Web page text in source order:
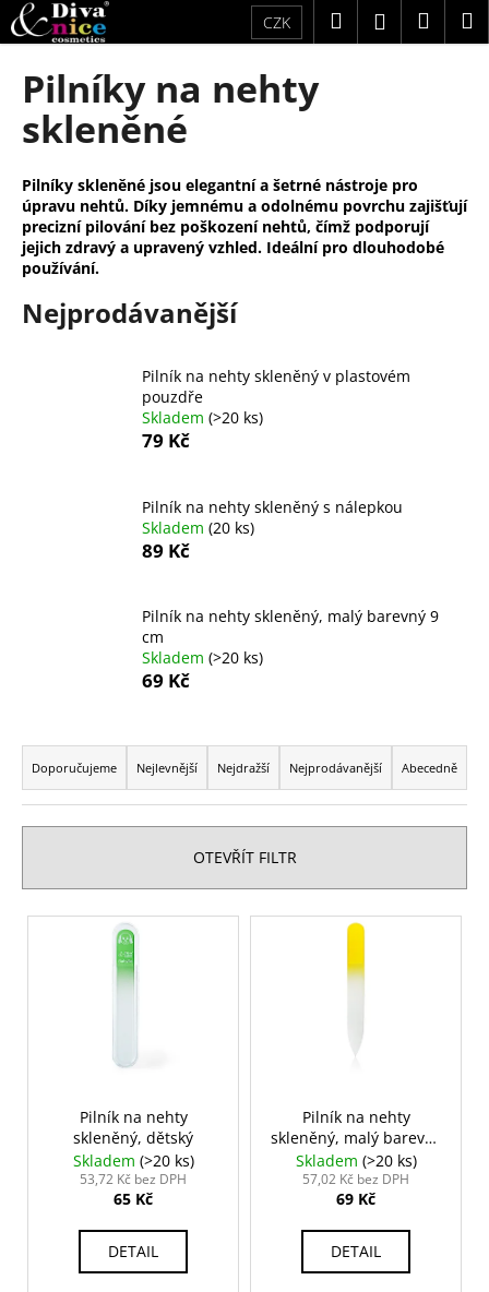
Přejít
na
obsah
CZK HledatPřihlášení
Pilníky na nehty
skleněné
Pilníky skleněné jsou elegantní a šetrné nástroje pro
úpravu nehtů. Díky jemnému a odolnému povrchu zajišťují
precizní pilování bez poškození nehtů, čímž podporují
jejich zdravý a upravený vzhled. Ideální pro dlouhodobé
používání.
Nejprodávanější
Pilník na nehty skleněný v plastovém
pouzdře
Skladem (>20 ks)
79 Kč
Pilník na nehty skleněný s nálepkou
Skladem (20 ks)
89 Kč
Pilník na nehty skleněný, malý barevný 9
cm
Skladem (>20 ks)
69 Kč
Ř
a
z
e
í
p
Doporučujeme Nejlevnější Nejdražší Nejprodávanější Abecedně
OTEVŘÍT FILTR
V
Pilník na nehty
skleněný, dětský
Skladem (>20 ks)
53,72 Kč bez DPH
65 Kč
DETAIL
Pilník na nehty
skleněný, malý barevný
9 cm
Skladem (>20 ks)
57,02 Kč bez DPH
69 Kč
DETAIL
K
o
C
o
p
o
t
ř
e
b
HLEDAT
p
o
NALEPOVACÍ
SAMOLEPÍCÍ